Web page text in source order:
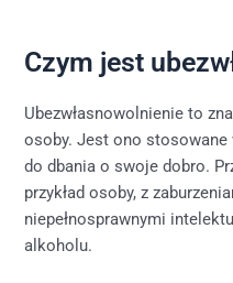
Czym jest
Ubezwłasnowolnienie to
osoby. Jest ono
do dbania o swoje dobro.
przykład osoby, z
niepełnosprawnymi
alkoholu.